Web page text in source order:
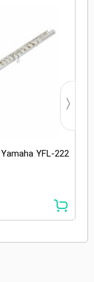
Yamaha YFL-222